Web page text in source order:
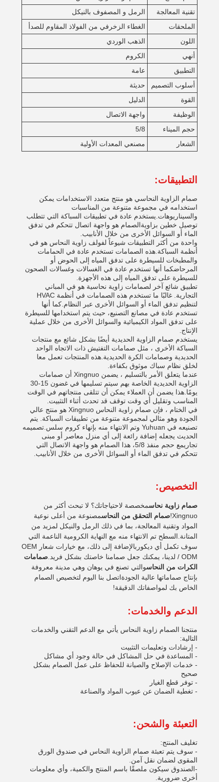
تقنية المعالجة
الرمل و المصفوف بالنيكل
الملحقات
الغطاء الزخرفي من الفولاذ المقاوم للصدأ
اللون
الذهب الوردي
أنهي
الكروم
التطبيق
عامة
أسلوب التصميم
حديثة
القوة
الدليل
الوظيفة
واجهة الاتصال
حجم الميناء
5/8
الشعار
مصنعي المعدات الأولية
التطبيقات:
صمام الزاوية النحاسي هو منتج متعدد الاستخدامات يمكن
استخدامه في مجموعة متنوعة من المناسبات
والسيناريوهات.يستخدم عادة في تطبيقات السباكة التي تتطلب
توصيل خطين بزاويةالصمام هو واجهة اتصال تتحكم في تدفق
الماء أو السوائل الأخرى من خلال الأنابيب.
واحدة من أكثر التطبيقات شيوعاً لفولف زاوية النحاس هو في
أنظمة السباكة.هذه الصمامات تستخدم عادة في الحمامات
والمطبخات للسيطرة على تدفق المياه إلى الحوض أو
المرحاضكما أنها تستخدم عادة في الغسالات وغسالات الصحون
للسيطرة على تدفق المياه إلى هذه الأجهزة.
تطبيق شائع آخر لصمامات زاوية نحاسية هو في المباني
التجارية. غالبًا ما تستخدم هذه الصمامات في أنظمة HVAC
لتنظيم تدفق الماء أو السوائل الأخرى عبر النظام.كما أنها
تستخدم عادة في مصانع التصنيع، حيث يتم استخدامها للسيطرة
على تدفق المواد الكيميائية والسوائل الأخرى من خلال عملية
الإنتاج.
يستخدم صمام الزاوية الحديدية أيضًا بشكل شائع مع منتجات
السباكة الأخرى ، مثل صمامات التفتيش ذات الاتجاه الواحد
الحديدية وصمامات الكرة الحديدية.هذه المنتجات تعمل معا
لخلق نظام سباك موثوق بكفاءة.
عندما يتعلق الأمر بالتسليم ، يضمن Xingnuo أن صمامات
الزاوية الحديدية الخاصة بهم سيتم تسليمها في غضون 15-30
يومًا.هذا يضمن أن العملاء يمكن أن تتلقى منتجاتهم في الوقت
المناسب وتقليل أي وقت توقف قد تحدث أثناء التثبيت.
في الختام ، فإن صمام زاوية النحاس Xingnuo هو منتج عالي
الجودة وهو مثالي لمجموعة متنوعة من تطبيقات السباكة. يتم
تصنيعه في Yuhuan وتم الانتهاء منه بإنهاء كروم سلس.تصميمه
الحديث يجعله إضافة رائعة إلى أي منزل معاصر أو مبنى
تجاريمع حجم منفذ 5/8، هذا الصمام هو واجهة الاتصال التي
تتحكم في تدفق الماء أو السوائل الأخرى من خلال الأنابيب.
التخصيص:
صمام زاوية نحاسمخصصة لاحتياجاتك؟ لا تبحث أكثر من
Xingnuo! صمام التحقق من النحاسمصنوعة من أعلى نوعية
المواد وتقنية المعالجة، بما في ذلك الرمل والنيكل لمزيد من
المتانة.السطح تم الانتهاء منه مع النهاية الكرومية الناعمة التي
سوف تكمل أي ديكوربالإضافة إلى ذلك، مع خيارات شعار OEM
/ ODM لدينا، يمكنك جعل صمامنا خاصتك بشكل فريد.
صمامات
الكرات من النحاسوالتي تصنع في يوهان وهي مدينة معروفة
بإنتاج صماماتها عالية الجودةاتصل بنا اليوم لتخصيص الصمام
الخاص بك لمواصفاتك الدقيقة!
الدعم والخدمات:
منتجنا الصمام زاوية النحاس يأتي مع الدعم التقني والخدمات
التالية:
- إرشادات وتعليمات التثبيت
- المساعدة في حل المشاكل في حالة وجود أي مشاكل
- خدمات الإصلاح والصيانة للحفاظ على عمل الصمام بشكل
صحيح
- توفر قطع الغيار
- تغطية الضمان عن عيوب المواد والصناعة
التعبئة والشحن:
تغليف المنتج:
- سوف يتم تعبئة صمام الزاوية النحاس في صندوق الورق
المقوى لضمان نقل آمن.
-الصندوق سيكون ملصقًا باسم المنتج والكمية، وأي معلومات
أخرى ضرورية.